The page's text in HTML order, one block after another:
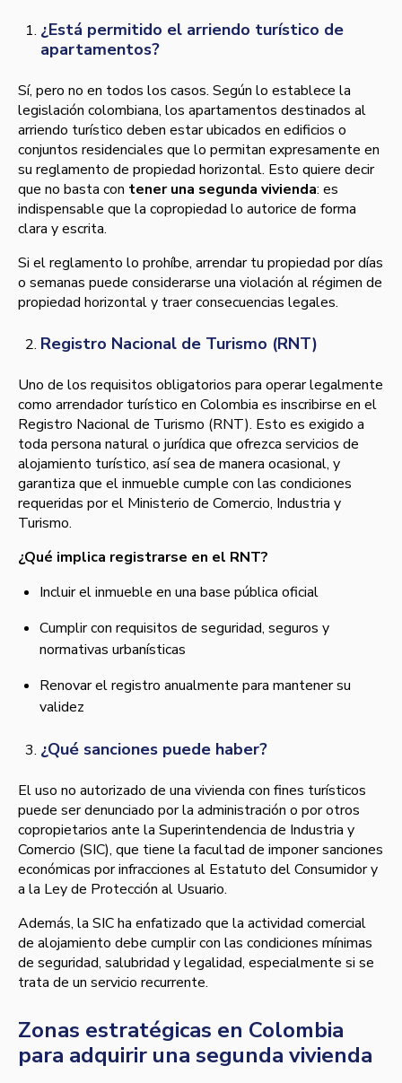
¿Está permitido el arriendo turístico de
apartamentos?
Sí, pero no en todos los casos. Según lo establece la
legislación colombiana, los apartamentos destinados al
arriendo turístico deben estar ubicados en edificios o
conjuntos residenciales que lo permitan expresamente en
su reglamento de propiedad horizontal. Esto quiere decir
que no basta con tener una segunda vivienda: es
indispensable que la copropiedad lo autorice de forma
clara y escrita.
Si el reglamento lo prohíbe, arrendar tu propiedad por días
o semanas puede considerarse una violación al régimen de
propiedad horizontal y traer consecuencias legales.
Registro Nacional de Turismo (RNT)
Uno de los requisitos obligatorios para operar legalmente
como arrendador turístico en Colombia es inscribirse en el
Registro Nacional de Turismo (RNT). Esto es exigido a
toda persona natural o jurídica que ofrezca servicios de
alojamiento turístico, así sea de manera ocasional, y
garantiza que el inmueble cumple con las condiciones
requeridas por el Ministerio de Comercio, Industria y
Turismo.
¿Qué implica registrarse en el RNT?
Incluir el inmueble en una base pública oficial
Cumplir con requisitos de seguridad, seguros y
normativas urbanísticas
Renovar el registro anualmente para mantener su
validez
¿Qué sanciones puede haber?
El uso no autorizado de una vivienda con fines turísticos
puede ser denunciado por la administración o por otros
copropietarios ante la Superintendencia de Industria y
Comercio (SIC), que tiene la facultad de imponer sanciones
económicas por infracciones al Estatuto del Consumidor y
a la Ley de Protección al Usuario.
Además, la SIC ha enfatizado que la actividad comercial
de alojamiento debe cumplir con las condiciones mínimas
de seguridad, salubridad y legalidad, especialmente si se
trata de un servicio recurrente.
Zonas estratégicas en Colombia
para adquirir una segunda vivienda